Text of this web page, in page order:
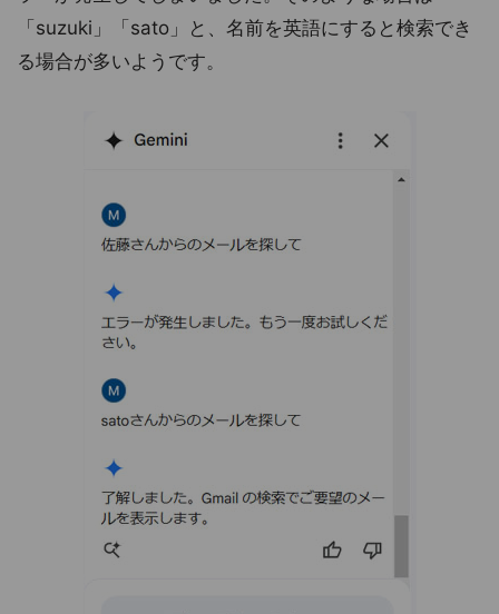
「suzuki」「sato」と、名前を英語にすると検索でき
る場合が多いようです。